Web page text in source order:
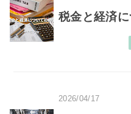
税金と経済
2026/04/17